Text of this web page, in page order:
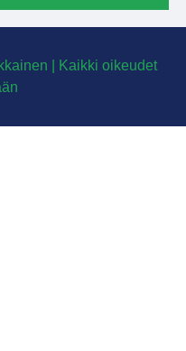
| Kaikki oikeudet